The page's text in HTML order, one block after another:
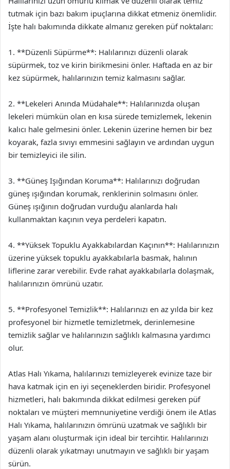
tutmak için bazı bakım ipuçlarına dikkat etmeniz önemlidir.
İşte halı bakımında dikkate almanız gereken püf noktaları:
1. **Düzenli Süpürme**: Halılarınızı düzenli olarak
süpürmek, toz ve kirin birikmesini önler. Haftada en az bir
kez süpürmek, halılarınızın temiz kalmasını sağlar.
2. **Lekeleri Anında Müdahale**: Halılarınızda oluşan
lekeleri mümkün olan en kısa sürede temizlemek, lekenin
kalıcı hale gelmesini önler. Lekenin üzerine hemen bir bez
koyarak, fazla sıvıyı emmesini sağlayın ve ardından uygun
bir temizleyici ile silin.
3. **Güneş Işığından Koruma**: Halılarınızı doğrudan
güneş ışığından korumak, renklerinin solmasını önler.
Güneş ışığının doğrudan vurduğu alanlarda halı
kullanmaktan kaçının veya perdeleri kapatın.
4. **Yüksek Topuklu Ayakkabılardan Kaçının**: Halılarınızın
üzerine yüksek topuklu ayakkabılarla basmak, halının
liflerine zarar verebilir. Evde rahat ayakkabılarla dolaşmak,
halılarınızın ömrünü uzatır.
5. **Profesyonel Temizlik**: Halılarınızı en az yılda bir kez
profesyonel bir hizmetle temizletmek, derinlemesine
temizlik sağlar ve halılarınızın sağlıklı kalmasına yardımcı
olur.
Atlas Halı Yıkama, halılarınızı temizleyerek evinize taze bir
hava katmak için en iyi seçeneklerden biridir. Profesyonel
hizmetleri, halı bakımında dikkat edilmesi gereken püf
noktaları ve müşteri memnuniyetine verdiği önem ile Atlas
Halı Yıkama, halılarınızın ömrünü uzatmak ve sağlıklı bir
yaşam alanı oluşturmak için ideal bir tercihtir. Halılarınızı
düzenli olarak yıkatmayı unutmayın ve sağlıklı bir yaşam
sürün.